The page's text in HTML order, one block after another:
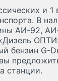
и 1
В
АИ-92,
бензин G-
станции.